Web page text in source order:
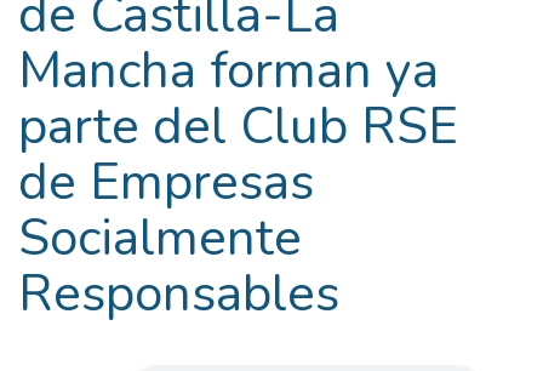
de Castilla-La
Mancha forman ya
parte del Club RSE
de Empresas
Socialmente
Responsables